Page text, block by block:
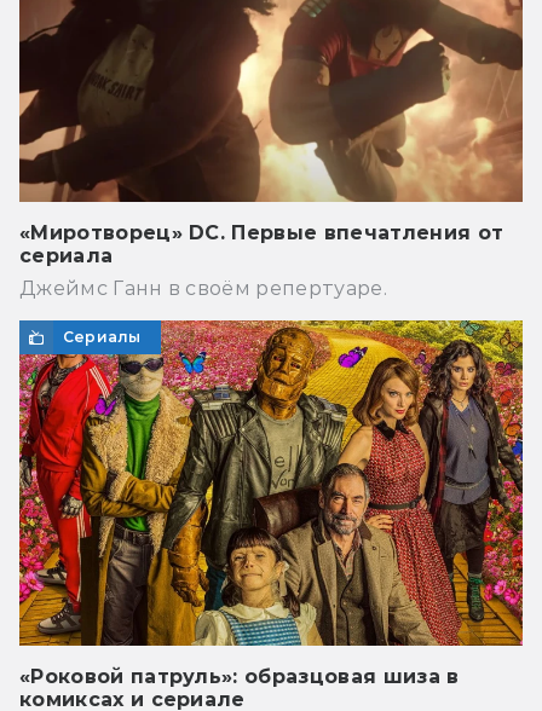
«Миротворец» DC. Первые впечатления от
сериала
Джеймс Ганн в своём репертуаре.
Сериалы
«Роковой патруль»: образцовая шиза в
комиксах и сериале